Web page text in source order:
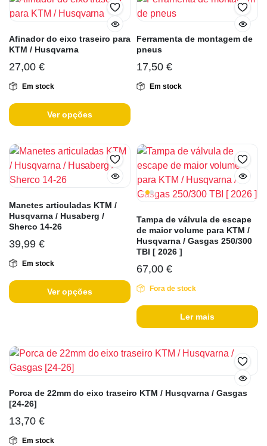
Afinador do eixo traseiro para
KTM / Husqvarna
27,00 €
Em stock
Ver opções
Ferramenta de montagem de
pneus
17,50 €
Em stock
Manetes articuladas KTM /
Husqvarna / Husaberg /
Sherco 14-26
39,99 €
Em stock
Ver opções
Tampa de válvula de escape
de maior volume para KTM /
Husqvarna / Gasgas 250/300
TBI [ 2026 ]
67,00 €
Fora de stock
Ler mais
Porca de 22mm do eixo traseiro KTM / Husqvarna / Gasgas
[24-26]
13,70 €
Em stock